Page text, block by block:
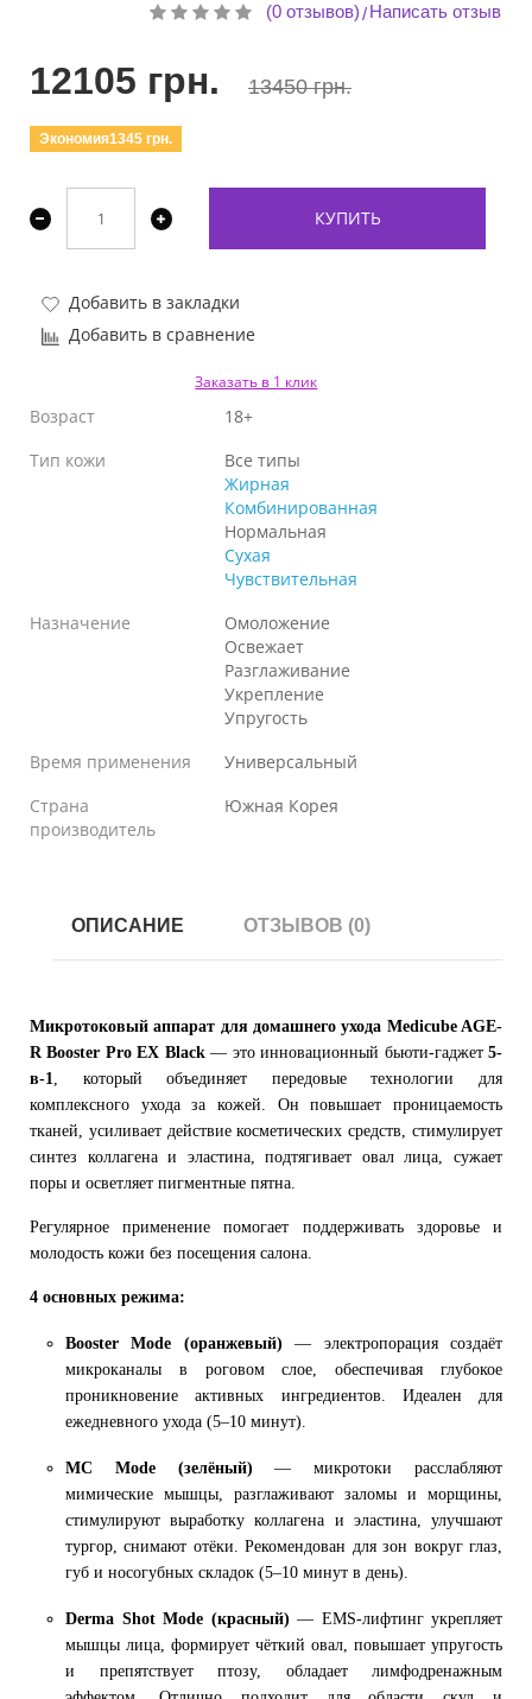
(0 отзывов)/Написать отзыв
12105 грн. 13450 грн.
Экономия1345 грн.
КУПИТЬ
Добавить в закладки
Добавить в сравнение
Заказать в 1 клик
Возраст
18+
Тип кожи
Все типы
Жирная
Комбинированная
Нормальная
Сухая
Чувствительная
Назначение
Омоложение
Освежает
Разглаживание
Укрепление
Упругость
Время применения
Универсальный
Страна
производитель
Южная Корея
ОПИСАНИЕ ОТЗЫВОВ (0)
Микротоковый аппарат для домашнего ухода Medicube AGE-
R Booster Pro EX Black— это инновационный бьюти-гаджет5-
в-1, который объединяет передовые технологии для
комплексного ухода за кожей. Он повышает проницаемость
тканей, усиливает действие косметических средств, стимулирует
синтез коллагена и эластина, подтягивает овал лица, сужает
поры и осветляет пигментные пятна.
Регулярное применение помогает поддерживать здоровье и
молодость кожи без посещения салона.
4 основных режима:
Booster Mode (оранжевый) — электропорация создаёт
микроканалы в роговом слое, обеспечивая глубокое
проникновение активных ингредиентов. Идеален для
ежедневного ухода (5–10 минут).
MC Mode (зелёный) — микротоки расслабляют
мимические мышцы, разглаживают заломы и морщины,
стимулируют выработку коллагена и эластина, улучшают
тургор, снимают отёки. Рекомендован для зон вокруг глаз,
губ и носогубных складок (5–10 минут в день).
Derma Shot Mode (красный) — EMS-лифтинг укрепляет
мышцы лица, формирует чёткий овал, повышает упругость
и препятствует птозу, обладает лимфодренажным